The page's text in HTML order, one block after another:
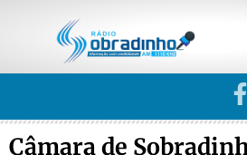
Câmara de